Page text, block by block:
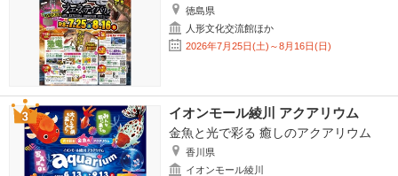
徳島県
人形文化交流館ほか
2026年7月25日(土)～8月16日(日)
イオンモール綾川 アクアリウム
金魚と光で彩る 癒しのアクアリウム
香川県
イオンモール綾川